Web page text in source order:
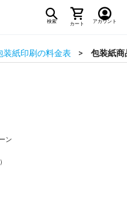
検索 カート アカウント
装紙印刷の料金表 包装紙商
ン